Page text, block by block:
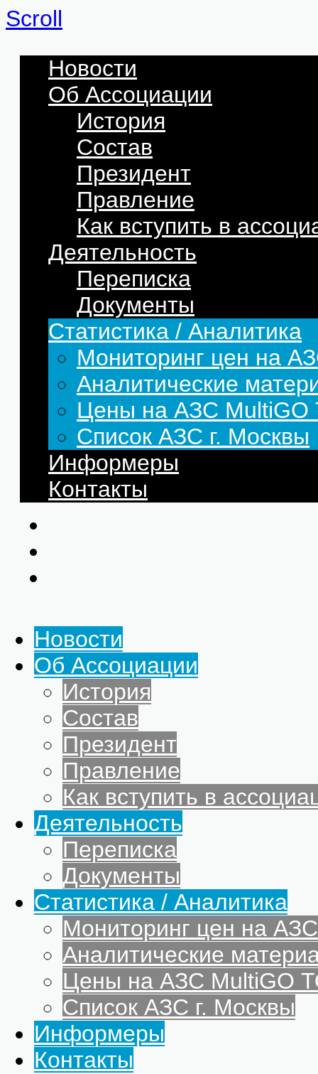
Scroll
Новости
Об Ассоциации
История
Состав
Президент
Правление
Как вступить в
Деятельность
Переписка
Документы
Статистика / Аналитика
Мониторинг цен на
Аналитические
Цены на АЗС
Список АЗС г. Москвы
Информеры
Контакты
Новости
Об Ассоциации
История
Состав
Президент
Правление
Как вступить в
Деятельность
Переписка
Документы
Статистика / Аналитика
Мониторинг цен на
Аналитические
Цены на АЗС MultiGO
Список АЗС г. Москвы
Информеры
Контакты